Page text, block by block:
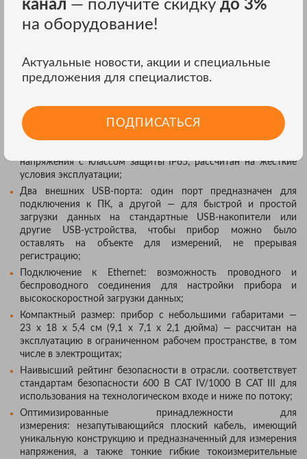
нужные данные в любое время, а интеллектуальные функции
проверки позволяют проверить правильность соединений,
качества электроэнергии запитывается автоматически
непосредственно от измеряемой цепи с широким
питания от настенной розетки, что позволяет выполнять
работы практически в любом месте;
Прочность и надежность: прибор, спроектированный с
напряжения с классом защиты IP65, рассчитан на жесткие
условия эксплуатации;
Два внешних USB-порта: один порт предназначен для
подключения к ПК, а другой — для быстрой и простой
загрузки данных на стандартные USB-накопители или
другие USB-устройства, чтобы прибор можно было
оставлять на объекте для измерений, не прерывая
регистрацию;
Подключение к Ethernet: возможность проводного и
беспроводного соединения для настройки прибора и
высокоскоростной загрузки данных;
Компактный размер: прибор с небольшими габаритами —
23 x 18 x 5,4 см (9,1 x 7,1 x 2,1 дюйма) — рассчитан на
эксплуатацию в ограниченном рабочем пространстве, в том
числе в электрощитах;
Наивысший рейтинг безопасности в отрасли. соответствует
стандартам безопасности 600 В CAT IV/1000 В CAT III для
использования на технологическом входе и ниже по потоку;
Оптимизированные принадлежности для
измерения: незапутывающийся плоский кабель, имеющий
уникальную конструкцию и предназначенный для измерения
напряжения, а также тонкие гибкие токоизмерительные
канал — получите скидку до 3%
на оборудование!
Актуальные новости, акции и специальные
предложения для специалистов.
ПОДПИСАТЬСЯ